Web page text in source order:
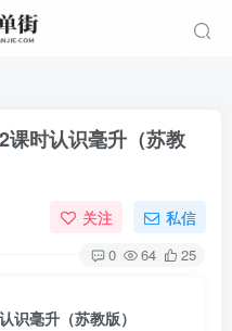
课时认识毫升（苏教
关注 私信
0 64 25
识毫升（苏教版）